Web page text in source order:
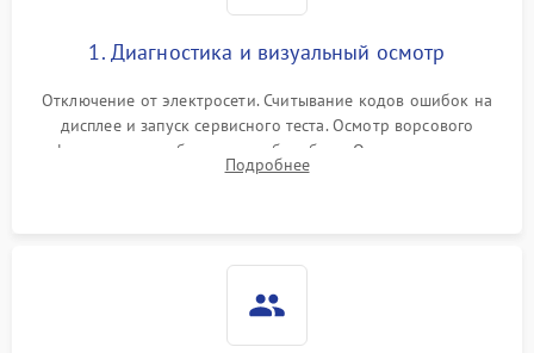
1. Диагностика и визуальный осмотр
Отключение от электросети. Считывание кодов ошибок на
дисплее и запуск сервисного теста. Осмотр ворсового
фильтра, теплообменника и барабана. Опрос клиента о
неисправностях (не сушит, не крутит барабан, сильно шумит
Подробнее